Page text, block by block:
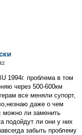
1994г. проблема в том
через 500-600км
все меняли супорт,
даже о чем
можно ли заменить
подойдут ли они у них
забыть проблему